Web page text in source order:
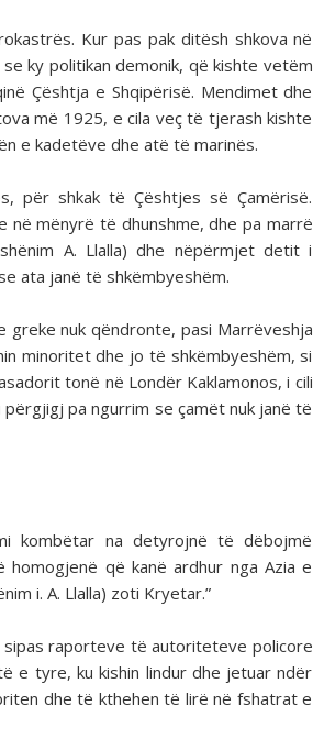
Kur pas pak ditësh shkova në
ky politikan demonik, që kishte vetëm
Çështja e Shqipërisë. Mendimet dhe
më 1925, e cila veç të tjerash kishte
e kadetëve dhe atë të marinës.
për shkak të Çështjes së Çamërisë.
mënyrë të dhunshme, dhe pa marrë
A. Llalla) dhe nëpërmjet detit i
ata janë të shkëmbyeshëm.
greke nuk qëndronte, pasi Marrëveshja
minoritet dhe jo të shkëmbyeshëm, si
tonë në Londër Kaklamonos, i cili
pa ngurrim se çamët nuk janë të
kombëtar na detyrojnë të dëbojmë
që kanë ardhur nga Azia e
i. A. Llalla) zoti Kryetar.”
sipas raporteve të autoriteteve policore
e tyre, ku kishin lindur dhe jetuar ndër
dhe të kthehen të lirë në fshatrat e